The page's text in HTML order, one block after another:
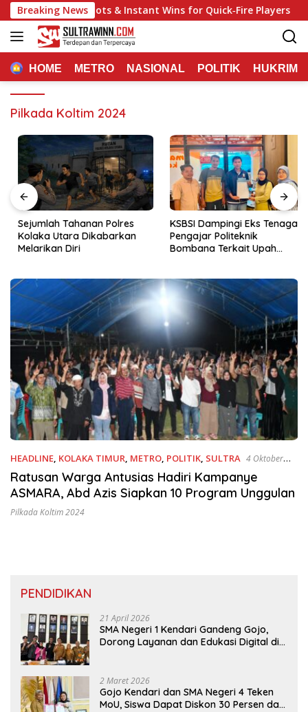
Langsung
ke
konten
Breaking News
Fast‑Track Slots & Instant Wins for Quick‑Fire Players
HOME METRO NASIONAL POLITIK HUKRIM
Pilkada Koltim 2024
Sejumlah Tahanan Polres
Kolaka Utara Dikabarkan
Melarikan Diri
KSBSI Dampingi Eks Tenaga
Pengajar Politeknik
Bombana Terkait Upah
HEADLINE, KOLAKA TIMUR, METRO, POLITIK, SULTRA 4 Oktober
2024
Ratusan Warga Antusias Hadiri Kampanye
ASMARA, Abd Azis Siapkan 10 Program Unggulan
Pilkada Koltim 2024
PENDIDIKAN
21 April 2026
SMA Negeri 1 Kendari Gandeng Gojo,
Dorong Layanan dan Edukasi Digital di
2 Maret 2026
Gojo Kendari dan SMA Negeri 4 Teken
MoU, Siswa Dapat Diskon 30 Persen dan